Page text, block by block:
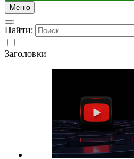
Меню
Найти:
Заголовки